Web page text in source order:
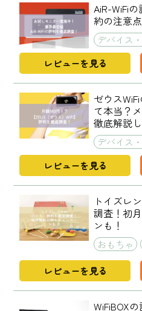
AiR-WiFi
約の注意
デバイス
レビューを見る
ゼウス
て本当？
徹底解説
デバイス
レビューを見る
トイズレ
調査！初
ンも！
おもちゃ
レビューを見る
WiFiBOX